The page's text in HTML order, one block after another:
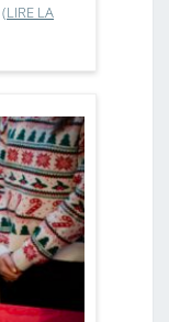
(LIRE LA